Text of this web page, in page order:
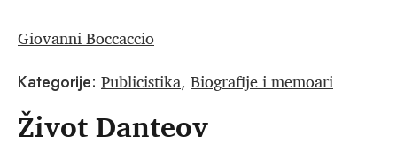
Giovanni Boccaccio
Kategorije: Publicistika, Biografije i memoari
Život Danteov